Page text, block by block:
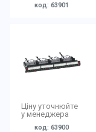
код: 63901
Ціну уточнюйте
у менеджера
код: 63900